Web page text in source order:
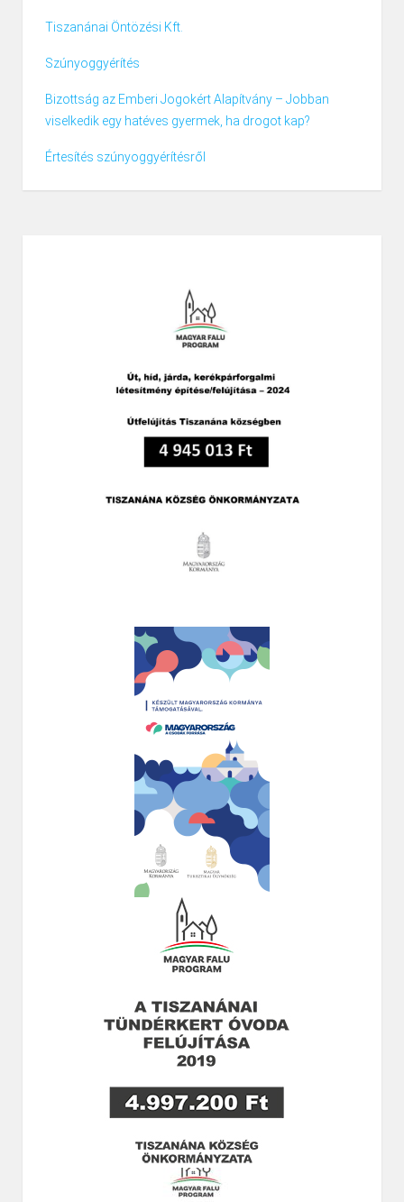
Tiszanánai Öntözési Kft.
Szúnyoggyérítés
Bizottság az Emberi Jogokért Alapítvány – Jobban
viselkedik egy hatéves gyermek, ha drogot kap?
Értesítés szúnyoggyérítésről